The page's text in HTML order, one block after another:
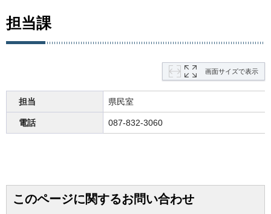
担当課
画面サイズで表示
担当 県民室
電話 087-832-3060
このページに関するお問い合わせ